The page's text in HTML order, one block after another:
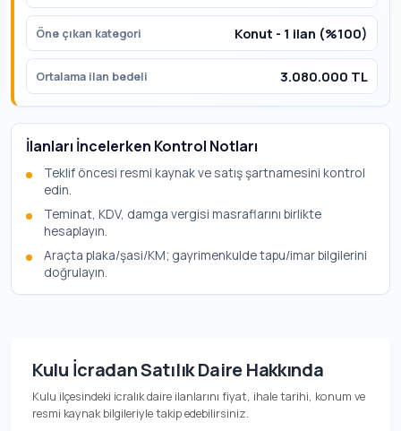
Öne çıkan kategori Konut - 1 ilan (%100)
Ortalama ilan bedeli 3.080.000 TL
İlanları İncelerken Kontrol Notları
Teklif öncesi resmi kaynak ve satış şartnamesini kontrol
edin.
Teminat, KDV, damga vergisi masraflarını birlikte
hesaplayın.
Araçta plaka/şasi/KM; gayrimenkulde tapu/imar bilgilerini
doğrulayın.
Kulu İcradan Satılık Daire Hakkında
Kulu ilçesindeki icralık daire ilanlarını fiyat, ihale tarihi, konum ve
resmi kaynak bilgileriyle takip edebilirsiniz.